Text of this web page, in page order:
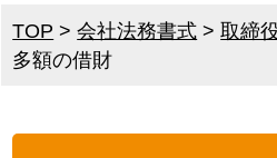
TOP >会社法務書式 >取締
多額の借財